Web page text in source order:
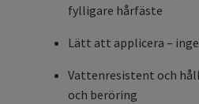
fylligare hårfäste
Lätt att applicera –
Vattenresistent och
och beröring